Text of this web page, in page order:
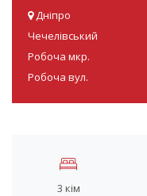
Дніпро
Чечелівський
Робоча мкр.
Робоча вул.
3 кім